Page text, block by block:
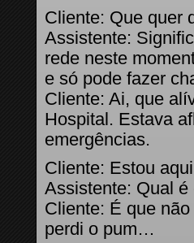
Cliente: Que quer
Assistente:
rede neste
e só pode fazer
Cliente: Ai, que
Hospital. Estava
emergências.
Cliente: Estou
Assistente: Qual
Cliente: É que
perdi o pum…